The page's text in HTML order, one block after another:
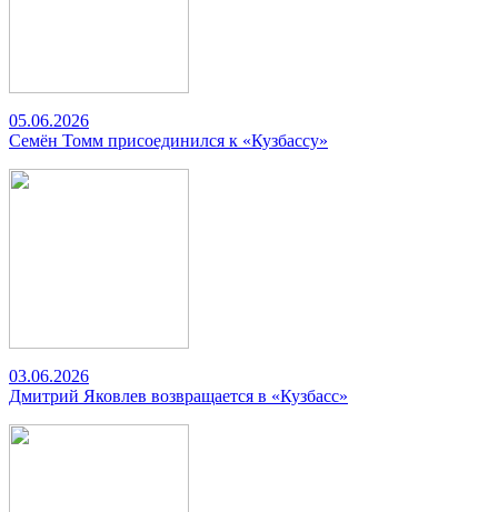
05.06.2026
Семён Томм присоединился к «Кузбассу»
03.06.2026
Дмитрий Яковлев возвращается в «Кузбасс»